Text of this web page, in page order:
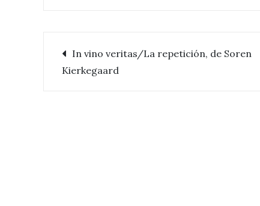
Navegación
In vino veritas/La repetición, de Soren
Kierkegaard